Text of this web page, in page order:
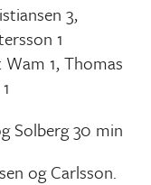
3,
1
Wam 1, Thomas
Solberg 30 min
og Carlsson.